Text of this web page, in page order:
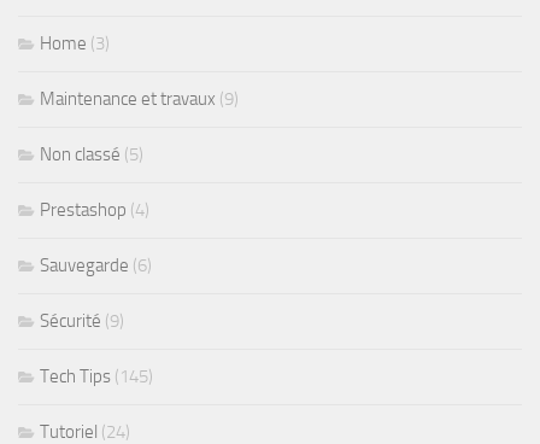
Home (3)
Maintenance et travaux (9)
Non classé (5)
Prestashop (4)
Sauvegarde (6)
Sécurité (9)
Tech Tips (145)
Tutoriel (24)